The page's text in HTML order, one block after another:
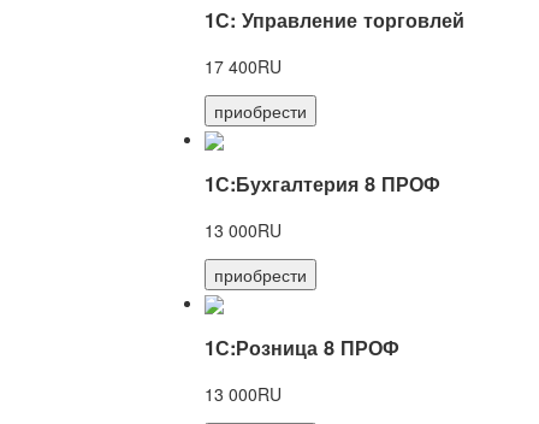
1С: Управление торговлей
17 400RU
приобрести
1С:Бухгалтерия 8 ПРОФ
13 000RU
приобрести
1С:Розница 8 ПРОФ
13 000RU